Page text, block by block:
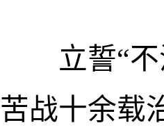
立誓“不
苦战十余载